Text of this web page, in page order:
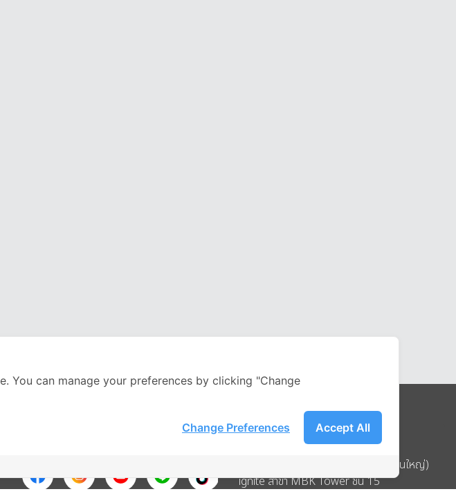
Address
บริษัท อิกไนท์ เอ สตาร์ จำกัด (สำนักงานใหญ่)
ignite สาขา MBK Tower ชั้น 15
You can manage your preferences by clicking "Change
Accept All
Change Preferences